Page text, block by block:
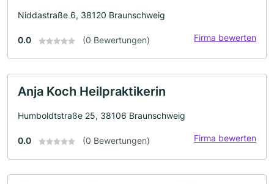
Niddastraße 6, 38120 Braunschweig
0.0 (0 Bewertungen) Firma bewerten
Anja Koch Heilpraktikerin
Humboldtstraße 25, 38106 Braunschweig
0.0 (0 Bewertungen) Firma bewerten